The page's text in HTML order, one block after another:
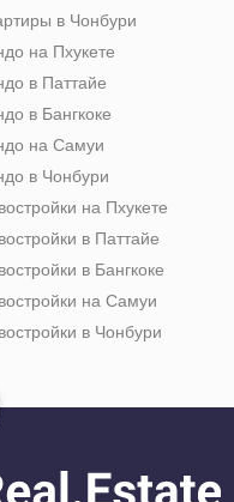
в Чонбури
на Пхукете
в Паттайе
в Бангкоке
на Самуи
в Чонбури
на Пхукете
в Паттайе
в Бангкоке
на Самуи
в Чонбури